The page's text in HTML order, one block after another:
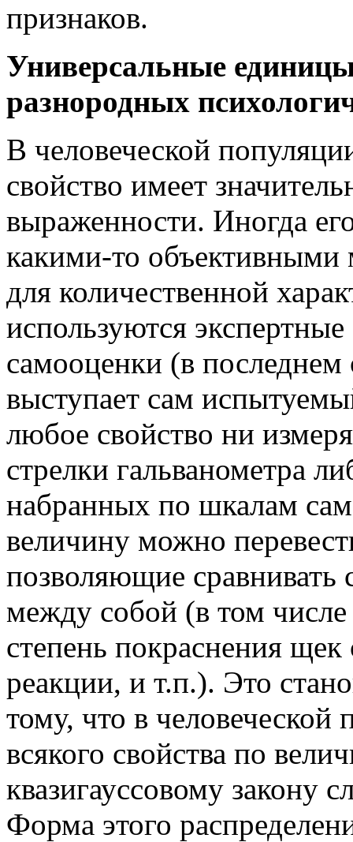
признаков.
Универсальные
разнородных
В человеческой
свойство имеет
выраженности. Иногда
какими-то объективными
для количественной
используются
самооценки (в последнем
выступает сам
любое свойство ни
стрелки гальванометра
набранных по шкалам
величину можно
позволяющие сравнивать
между собой (в том числе
степень покраснения
реакции, и т.п.). Это
тому, что в человеческой
всякого свойства по
квазигауссовому закону
Форма этого